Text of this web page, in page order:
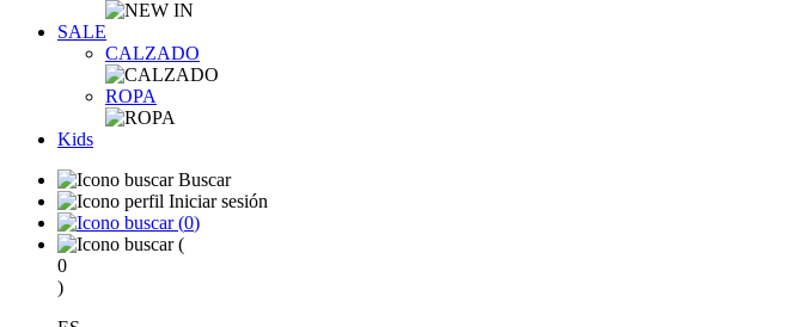
SALE
CALZADO
ROPA
Kids
Buscar
Iniciar sesión
(0)
(
0
)